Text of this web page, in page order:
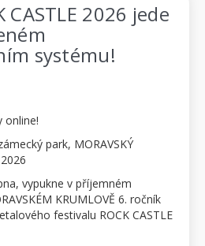
CASTLE 2026 jede
systému!
online!
park, MORAVSKÝ
vypukne v příjemném
KRUMLOVĚ 6. ročník
festivalu ROCK CASTLE